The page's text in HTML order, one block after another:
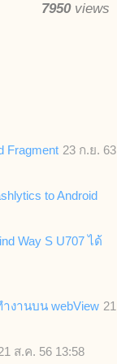
7950views
Fragment 23 ก.ย. 63
to Android
Way S U707 ได้
ำงานบน webView 21
ส.ค. 56 13:58